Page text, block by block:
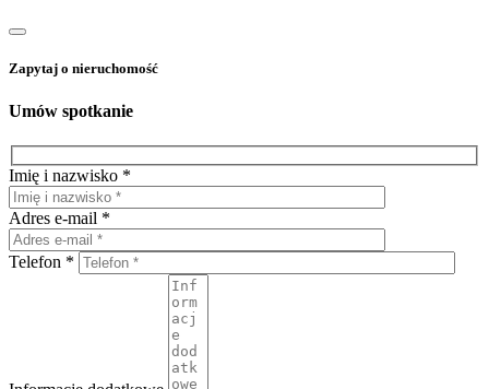
Zapytaj o nieruchomość
Umów spotkanie
Imię i nazwisko *
Adres e-mail *
Telefon *